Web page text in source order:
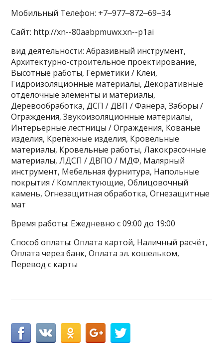
Мобильный Телефон: +7‒977‒872‒69‒34
Сайт: http://xn--80aabpmuwx.xn--p1ai
вид деятельности: Абразивный инструмент,
Архитектурно-строительное проектирование,
Высотные работы, Герметики / Клеи,
Гидроизоляционные материалы, Декоративные
отделочные элементы и материалы,
Деревообработка, ДСП / ДВП / Фанера, Заборы /
Ограждения, Звукоизоляционные материалы,
Интерьерные лестницы / Ограждения, Кованые
изделия, Крепёжные изделия, Кровельные
материалы, Кровельные работы, Лакокрасочные
материалы, ЛДСП / ДВПО / МДФ, Малярный
инструмент, Мебельная фурнитура, Напольные
покрытия / Комплектующие, Облицовочный
камень, Огнезащитная обработка, Огнезащитные
мат
Время работы: Ежедневно с 09:00 до 19:00
Способ оплаты: Оплата картой, Наличный расчёт,
Оплата через банк, Оплата эл. кошельком,
Перевод с карты